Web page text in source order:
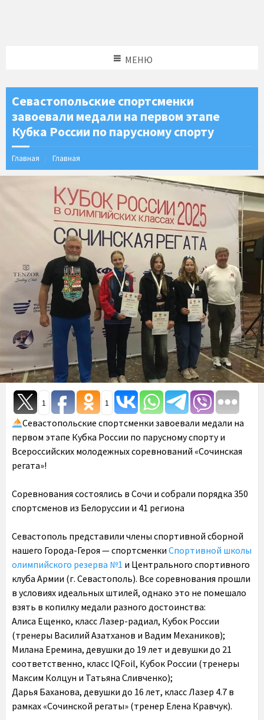
МЕНЮ
Севастопольские спортсменки
завоевали медали на первом этапе
Кубка России по парусному спорту
Главная Главная
1 1
Севастопольские спортсменки завоевали медали на
первом этапе Кубка России по парусному спорту и
Всероссийских молодежных соревнований «Сочинская
регата»!
Соревнования состоялись в Сочи и собрали порядка 350
спортсменов из Белоруссии и 41 региона
Севастополь представили члены спортивной сборной
нашего Города-Героя — спортсменки Спортивной школы
олимпийского резерва №1 и Центрального спортивного
клуба Армии (г. Севастополь). Все соревнования прошли
в условиях идеальных штилей, однако это не помешало
взять в копилку медали разного достоинства:
Алиса Ещенко, класс Лазер-радиал, Кубок России
(тренеры Василий Азатханов и Вадим Механиков);
Милана Еремина, девушки до 19 лет и девушки до 21
соответственно, класс IQFoil, Кубок России (тренеры
Максим Колцун и Татьяна Сливченко);
Дарья Баханова, девушки до 16 лет, класс Лазер 4.7 в
рамках «Сочинской регаты» (тренер Елена Кравчук).